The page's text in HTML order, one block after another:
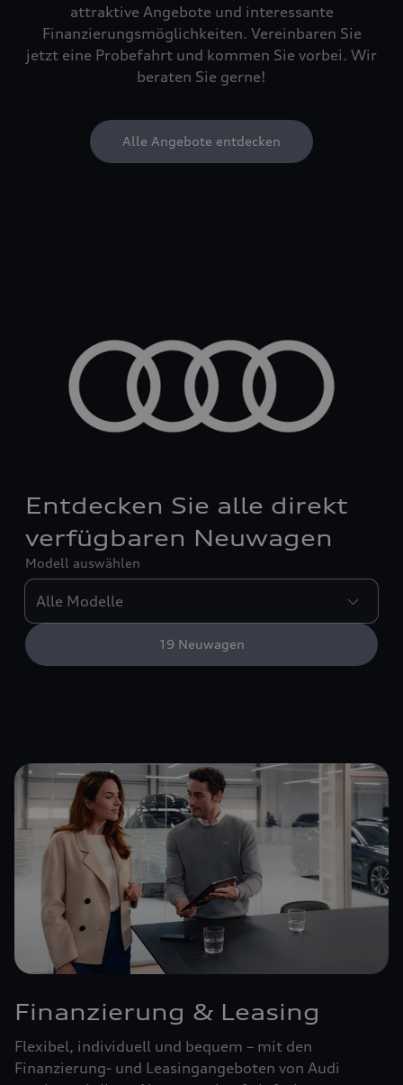
attraktive Angebote und interessante
Finanzierungsmöglichkeiten. Vereinbaren Sie
jetzt eine Probefahrt und kommen Sie vorbei. Wir
beraten Sie gerne!
Alle Angebote entdecken
Entdecken Sie alle direkt
verfügbaren Neuwagen
Modell auswählen
19 Neuwagen
Finanzierung & Leasing
Flexibel, individuell und bequem – mit den
Finanzierung- und Leasingangeboten von Audi